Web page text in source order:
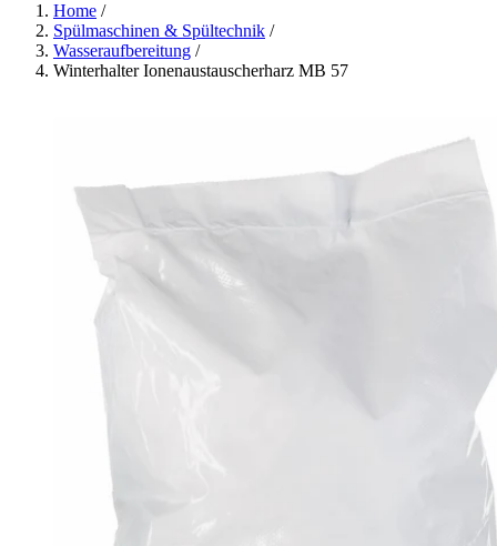
Home /
Spülmaschinen & Spültechnik /
Wasseraufbereitung /
Winterhalter Ionenaustauscherharz MB 57